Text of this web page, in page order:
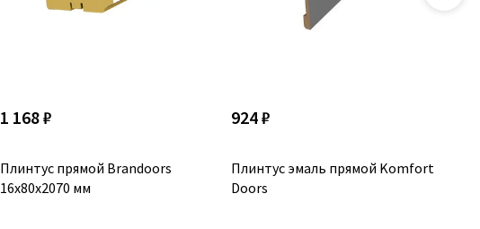
1 168 ₽
Плинтус прямой Brandoors
16x80x2070 мм
924 ₽
Плинтус эмаль прямой Komfort
Doors